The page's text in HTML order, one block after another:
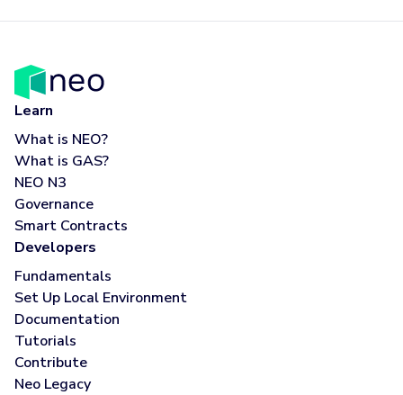
Learn
What is NEO?
What is GAS?
NEO N3
Governance
Smart Contracts
Developers
Fundamentals
Set Up Local Environment
Documentation
Tutorials
Contribute
Neo Legacy